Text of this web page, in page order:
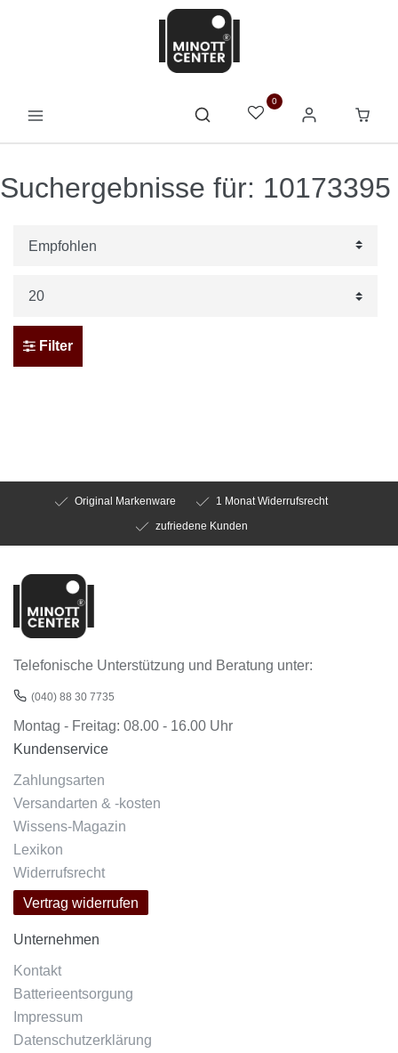
0
Suchergebnisse für: 10173395
Filter
Original Markenware
1 Monat Widerrufsrecht
zufriedene Kunden
Telefonische Unterstützung und Beratung unter:
(040) 88 30 7735
Montag - Freitag: 08.00 - 16.00 Uhr
Kundenservice
Zahlungsarten
Versandarten & -kosten
Wissens-Magazin
Lexikon
Widerrufsrecht
Vertrag widerrufen
Unternehmen
Kontakt
Batterieentsorgung
Impressum
Datenschutzerklärung